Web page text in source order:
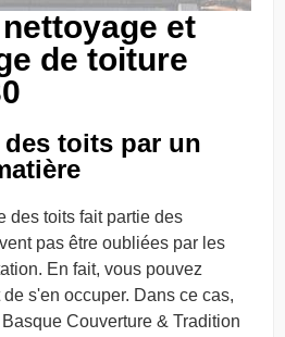
et
de toiture
toits par un
des toits fait partie des
pas être oubliées par les
En fait, vous pouvez
s'en occuper. Dans ce cas,
Couverture & Tradition